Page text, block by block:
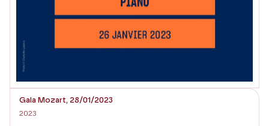
Gala Mozart, 28/01/2023
2023